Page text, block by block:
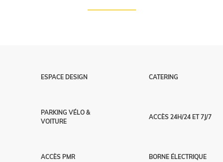
ESPACE DESIGN CATERING
PARKING VÉLO &
VOITURE
ACCÈS 24H/24 ET 7J/7
ACCÈS PMR BORNE ÉLECTRIQUE